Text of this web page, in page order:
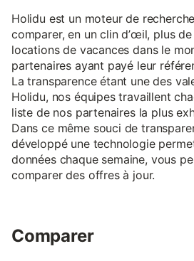
Holidu est un moteur de
comparer, en un clin d’œil, plus
locations de vacances dans le
partenaires ayant payé leur
La transparence étant une des
Holidu, nos équipes travaillent
liste de nos partenaires la plus
Dans ce même souci de
développé une technologie
données chaque semaine, vous
comparer des offres à jour.
Comparer